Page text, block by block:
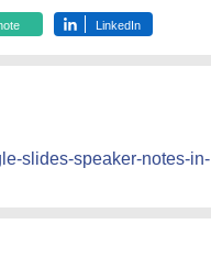
LinkedIn
slides-speaker-notes-in-